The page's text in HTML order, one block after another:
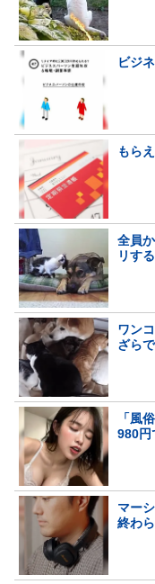
ビジ
もら
全員
リす
ワン
ざら
「風
980円
マー
終わ